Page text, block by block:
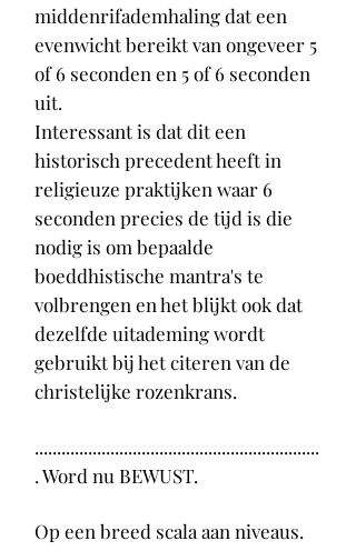
middenrifademhaling dat een
evenwicht bereikt van ongeveer 5
of 6 seconden en 5 of 6 seconden
uit.
Interessant is dat dit een
historisch precedent heeft in
religieuze praktijken waar 6
seconden precies de tijd is die
nodig is om bepaalde
boeddhistische mantra's te
volbrengen en het blijkt ook dat
dezelfde uitademing wordt
gebruikt bij het citeren van de
christelijke rozenkrans.
................................................................
. Word nu BEWUST.
Op een breed scala aan niveaus.